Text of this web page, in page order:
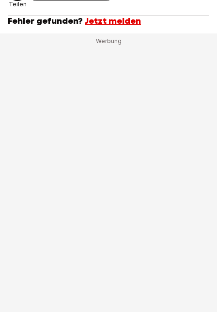
Teilen
Fehler gefunden? Jetzt melden